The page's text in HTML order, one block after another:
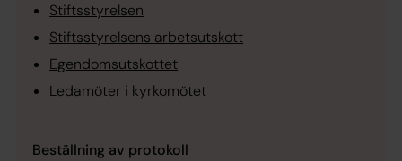
Stiftsstyrelsen
Stiftsstyrelsens arbetsutskott
Egendomsutskottet
Ledamöter i kyrkomötet
Beställning av protokoll